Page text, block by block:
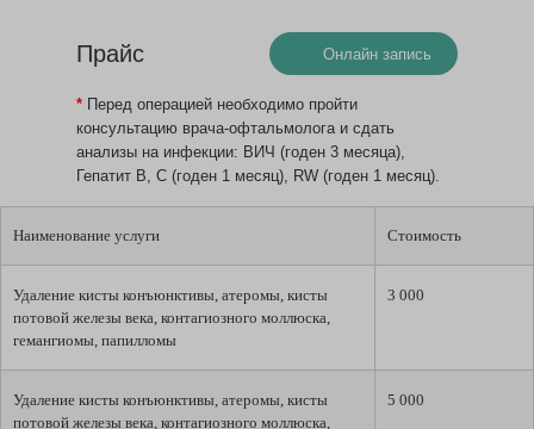
Прайс Онлайн запись
* Перед операцией необходимо пройти
консультацию врача-офтальмолога и сдать
анализы на инфекции: ВИЧ (годен 3 месяца),
Гепатит В, С (годен 1 месяц), RW (годен 1 месяц).
Наименование услуги Стоимость
Удаление кисты конъюнктивы, атеромы, кисты
потовой железы века, контагиозного моллюска,
гемангиомы, папилломы
3 000
Удаление кисты конъюнктивы, атеромы, кисты
потовой железы века, контагиозного моллюска,
5 000